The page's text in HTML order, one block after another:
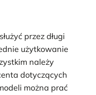
przez długi
użytkowanie
należy
dotyczących
można prać